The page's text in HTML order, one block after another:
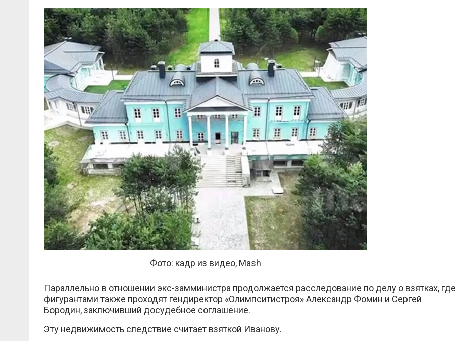
Фото: кадр из видео, Mash
Параллельно в отношении экс-замминистра продолжается расследование по делу о взятках, где
фигурантами также проходят гендиректор «Олимпситистроя» Александр Фомин и Сергей
Бородин, заключивший досудебное соглашение.
Эту недвижимость следствие считает взяткой Иванову.